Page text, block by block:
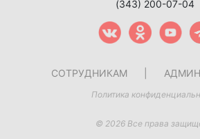
(343) 200-07-04
СОТРУДНИКАМ
Политика
© 2026 Все права